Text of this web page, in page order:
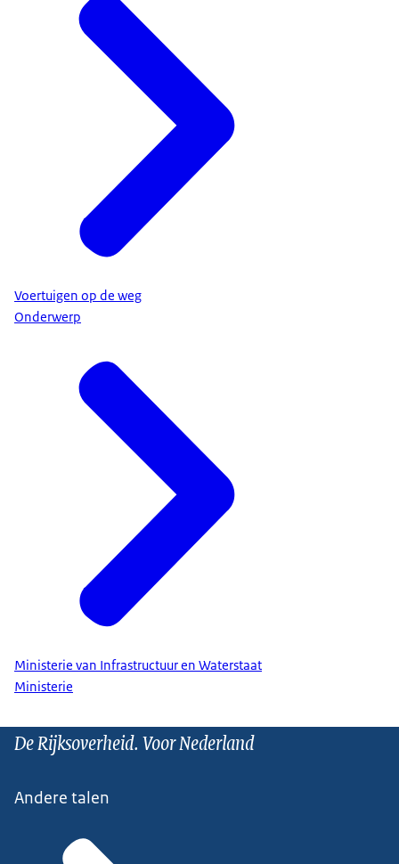
Voertuigen op de weg
Onderwerp
Ministerie van Infrastructuur en Waterstaat
Ministerie
De Rijksoverheid. Voor Nederland
Andere talen